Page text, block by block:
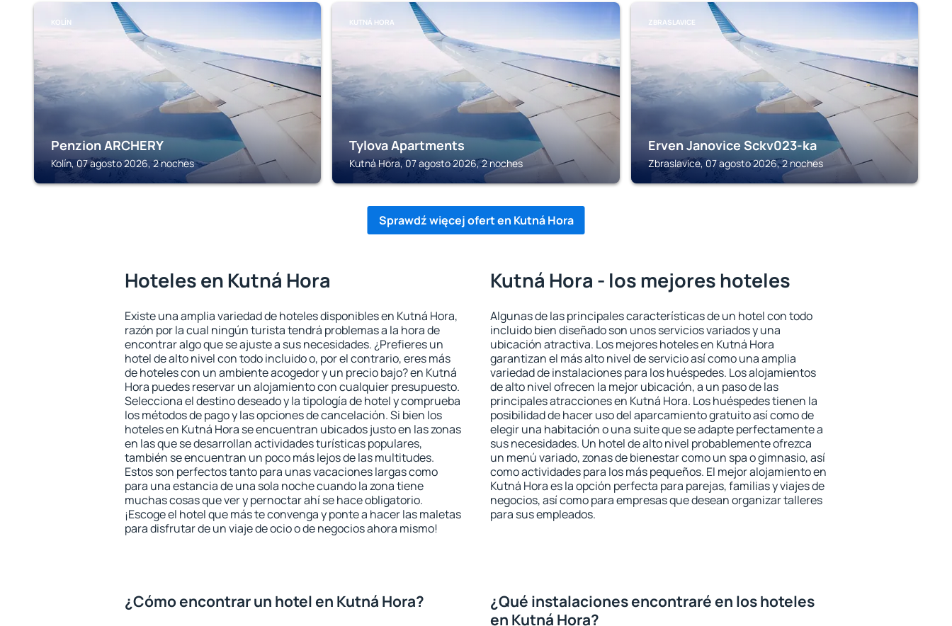
KOLÍN
Penzion ARCHERY
Kolín, 07 agosto 2026, 2 noches
KUTNÁ HORA
Tylova Apartments
Kutná Hora, 07 agosto 2026, 2 noches
ZBRASLAVICE
Erven Janovice Sckv023-ka
Zbraslavice, 07 agosto 2026, 2 noches
Sprawdź więcej ofert en Kutná Hora
Hoteles en Kutná Hora
Existe una amplia variedad de hoteles disponibles en Kutná Hora,
razón por la cual ningún turista tendrá problemas a la hora de
encontrar algo que se ajuste a sus necesidades. ¿Prefieres un
hotel de alto nivel con todo incluido o, por el contrario, eres más
de hoteles con un ambiente acogedor y un precio bajo? en Kutná
Hora puedes reservar un alojamiento con cualquier presupuesto.
Selecciona el destino deseado y la tipología de hotel y comprueba
los métodos de pago y las opciones de cancelación. Si bien los
hoteles en Kutná Hora se encuentran ubicados justo en las zonas
en las que se desarrollan actividades turísticas populares,
también se encuentran un poco más lejos de las multitudes.
Estos son perfectos tanto para unas vacaciones largas como
para una estancia de una sola noche cuando la zona tiene
muchas cosas que ver y pernoctar ahí se hace obligatorio.
¡Escoge el hotel que más te convenga y ponte a hacer las maletas
para disfrutar de un viaje de ocio o de negocios ahora mismo!
Kutná Hora - los mejores hoteles
Algunas de las principales características de un hotel con todo
incluido bien diseñado son unos servicios variados y una
ubicación atractiva. Los mejores hoteles en Kutná Hora
garantizan el más alto nivel de servicio así como una amplia
variedad de instalaciones para los huéspedes. Los alojamientos
de alto nivel ofrecen la mejor ubicación, a un paso de las
principales atracciones en Kutná Hora. Los huéspedes tienen la
posibilidad de hacer uso del aparcamiento gratuito así como de
elegir una habitación o una suite que se adapte perfectamente a
sus necesidades. Un hotel de alto nivel probablemente ofrezca
un menú variado, zonas de bienestar como un spa o gimnasio, así
como actividades para los más pequeños. El mejor alojamiento en
Kutná Hora es la opción perfecta para parejas, familias y viajes de
negocios, así como para empresas que desean organizar talleres
para sus empleados.
¿Cómo encontrar un hotel en Kutná Hora?
¿Qué instalaciones encontraré en los hoteles
en Kutná Hora?